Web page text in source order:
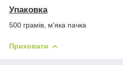
Упаковка
500 грамів, м'яка пачка
Приховати